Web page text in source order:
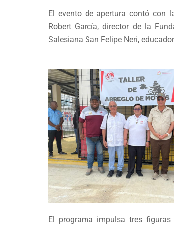
El evento de apertura contó con
Robert García, director de la
Salesiana San Felipe Neri,
El programa impulsa tres